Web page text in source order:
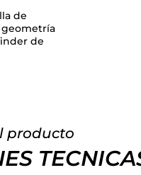
de
geometría
de
producto